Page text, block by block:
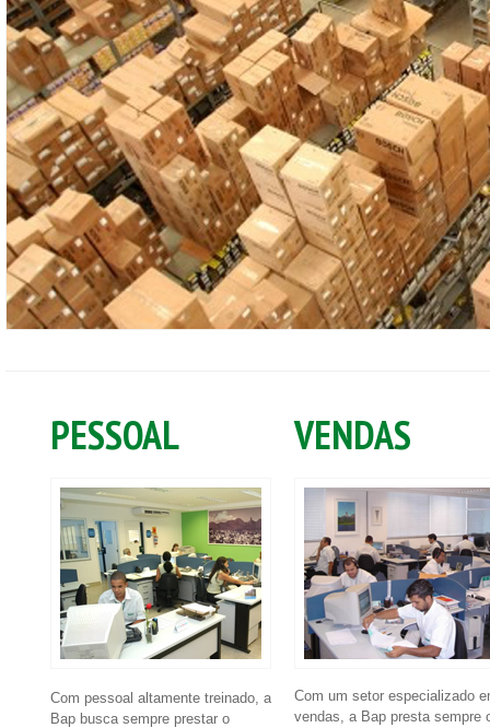
PESSOAL
Com pessoal altamente treinado, a
Bap busca sempre prestar o
VENDAS
Com um setor especializado
vendas, a Bap presta sempre